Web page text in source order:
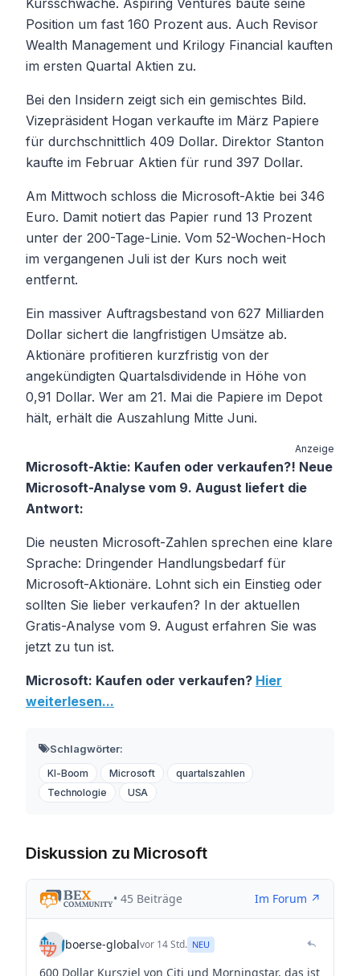
Position um fast 160 Prozent aus. Auch Revisor
Wealth Management und Krilogy Financial kauften
im ersten Quartal Aktien zu.
Bei den Insidern zeigt sich ein gemischtes Bild.
Vizepräsident Hogan verkaufte im März Papiere
für durchschnittlich 409 Dollar. Direktor Stanton
kaufte im Februar Aktien für rund 397 Dollar.
Am Mittwoch schloss die Microsoft-Aktie bei 346
Euro. Damit notiert das Papier rund 13 Prozent
unter der 200-Tage-Linie. Vom 52-Wochen-Hoch
im vergangenen Juli ist der Kurs noch weit
entfernt.
Ein massiver Auftragsbestand von 627 Milliarden
Dollar sichert die langfristigen Umsätze ab.
Aktionäre profitieren kurzfristig von der
angekündigten Quartalsdividende in Höhe von
0,91 Dollar. Wer am 21. Mai die Papiere im Depot
hält, erhält die Auszahlung Mitte Juni.
Anzeige
Microsoft-Aktie: Kaufen oder verkaufen?! Neue
Microsoft-Analyse vom 9. August liefert die
Antwort:
Die neusten Microsoft-Zahlen sprechen eine klare
Sprache: Dringender Handlungsbedarf für
Microsoft-Aktionäre. Lohnt sich ein Einstieg oder
sollten Sie lieber verkaufen? In der aktuellen
Gratis-Analyse vom 9. August erfahren Sie was
jetzt zu tun ist.
Microsoft: Kaufen oder verkaufen? Hier
weiterlesen...
Schlagwörter:
KI-Boom Microsoft
quartalszahlen
Technologie
USA
Diskussion zu Microsoft